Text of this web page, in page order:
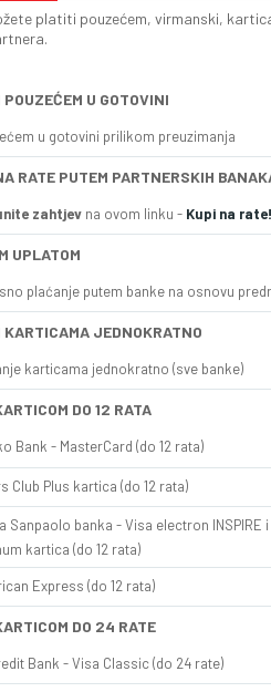
platiti pouzećem, virmanski,
U GOTOVINI
u gotovini prilikom preuzimanja
RATE PUTEM PARTNERSKIH
zahtjev na ovom linku - Kupi na rate!
UPLATOM
plaćanje putem banke na osnovu
JEDNOKRATNO
karticama jednokratno (sve banke)
DO 12 RATA
Bank - MasterCard (do 12 rata)
Club Plus kartica (do 12 rata)
Sanpaolo banka - Visa electron INSPIRE i
kartica (do 12 rata)
Express (do 12 rata)
DO 24 RATE
Bank - Visa Classic (do 24 rate)